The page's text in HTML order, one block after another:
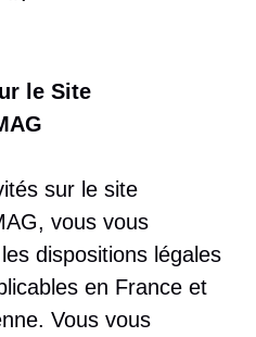
le Site
sur le site
vous vous
dispositions légales
en France et
Vous vous